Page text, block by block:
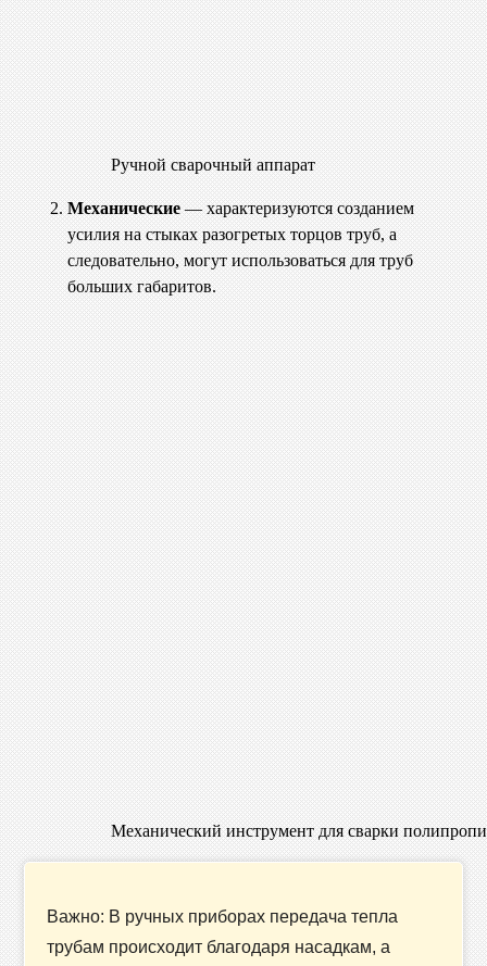
Ручной сварочный аппарат
Механические— характеризуются созданием
усилия на стыках разогретых торцов труб, а
следовательно, могут использоваться для труб
больших габаритов.
Механический инструмент для сварки
Важно: В ручных приборах передача тепла
трубам происходит благодаря насадкам, а